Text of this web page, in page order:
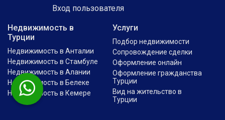
Недвижимость в
Турции
Недвижимость в Анталии
Недвижимость в Стамбуле
Недвижимость в Алании
Недвижимость в Белеке
Недвижимость в Кемере
Услуги
Подбор недвижимости
Сопровождение сделки
Оформление онлайн
Оформление гражданства
Турции
Вид на жительство в
Турции
Вход пользователя